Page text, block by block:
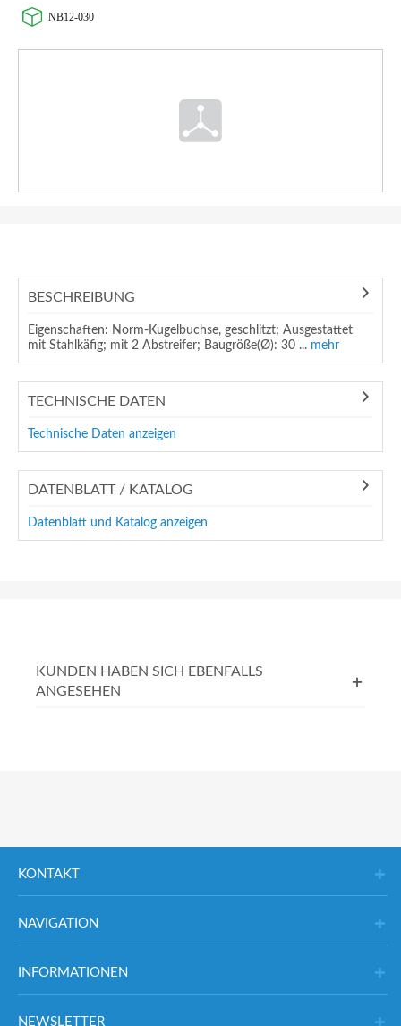
NB12-030
BESCHREIBUNG
Eigenschaften: Norm-Kugelbuchse, geschlitzt; Ausgestattet
mit Stahlkäfig; mit 2 Abstreifer; Baugröße(Ø): 30 ... mehr
TECHNISCHE DATEN
Technische Daten anzeigen
DATENBLATT / KATALOG
Datenblatt und Katalog anzeigen
KUNDEN HABEN SICH EBENFALLS
ANGESEHEN
KONTAKT
NAVIGATION
INFORMATIONEN
NEWSLETTER